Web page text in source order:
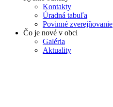
Kontakty
Úradná tabuľa
Povinné zverejňovanie
Čo je nové v obci
Galéria
Aktuality